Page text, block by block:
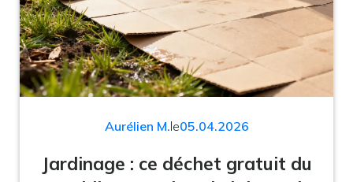
Aurélien M.le05.04.2026
Jardinage : ce déchet gratuit du